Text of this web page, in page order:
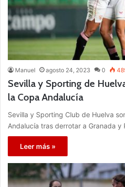
Manuel agosto 24, 2023 0
Sevilla y Sporting de
la Copa Andalucía
Sevilla y Sporting Club de Huelva
Andalucía tras derrotar a Granada y
Leer más »